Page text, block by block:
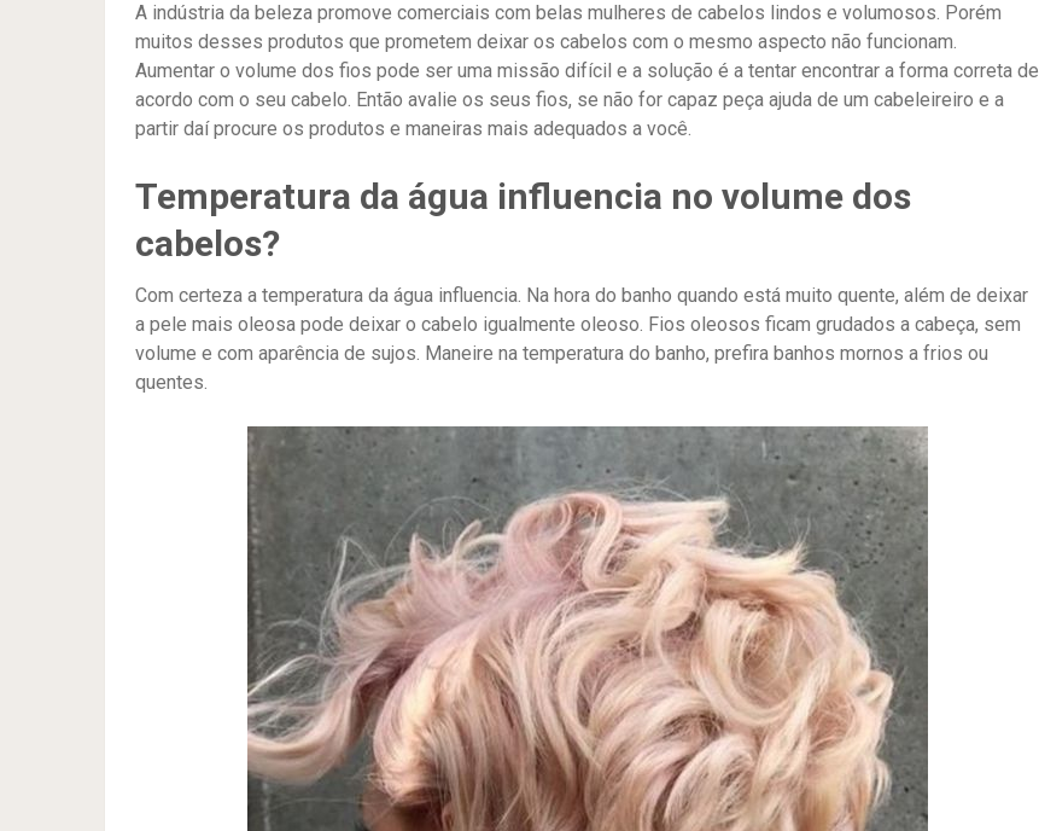
A indústria da beleza promove comerciais com belas mulheres de cabelos lindos e volumosos. Porém
muitos desses produtos que prometem deixar os cabelos com o mesmo aspecto não funcionam.
Aumentar o volume dos fios pode ser uma missão difícil e a solução é a tentar encontrar a forma correta de
acordo com o seu cabelo. Então avalie os seus fios, se não for capaz peça ajuda de um cabeleireiro e a
partir daí procure os produtos e maneiras mais adequados a você.
Temperatura da água influencia no volume dos
cabelos?
Com certeza a temperatura da água influencia. Na hora do banho quando está muito quente, além de deixar
a pele mais oleosa pode deixar o cabelo igualmente oleoso. Fios oleosos ficam grudados a cabeça, sem
volume e com aparência de sujos. Maneire na temperatura do banho, prefira banhos mornos a frios ou
quentes.